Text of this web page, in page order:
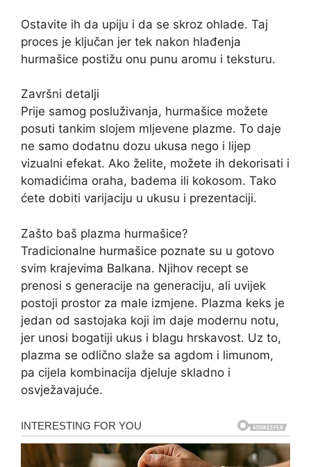
Ostavite ih da upiju i da se skroz ohlade. Taj
proces je ključan jer tek nakon hlađenja
hurmašice postižu onu punu aromu i teksturu.
Završni detalji
Prije samog posluživanja, hurmašice možete
posuti tankim slojem mljevene plazme. To daje
ne samo dodatnu dozu ukusa nego i lijep
vizualni efekat. Ako želite, možete ih dekorisati i
komadićima oraha, badema ili kokosom. Tako
ćete dobiti varijaciju u ukusu i prezentaciji.
Zašto baš plazma hurmašice?
Tradicionalne hurmašice poznate su u gotovo
svim krajevima Balkana. Njihov recept se
prenosi s generacije na generaciju, ali uvijek
postoji prostor za male izmjene. Plazma keks je
jedan od sastojaka koji im daje modernu notu,
jer unosi bogatiji ukus i blagu hrskavost. Uz to,
plazma se odlično slaže sa agdom i limunom,
pa cijela kombinacija djeluje skladno i
osvježavajuće.